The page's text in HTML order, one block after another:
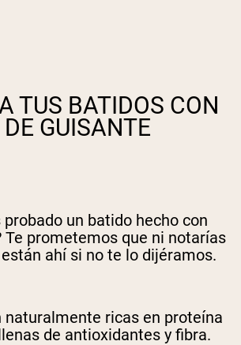
TUS BATIDOS CON
GUISANTE
probado un batido hecho con
Te prometemos que ni notarías
ahí si no te lo dijéramos.
naturalmente ricas en proteína
de antioxidantes y fibra.